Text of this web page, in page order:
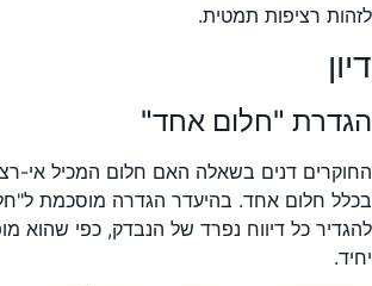
לזהות רציפות תמטית.
דיון
הגדרת "חלום אחד"
החוקרים דנים בשאלה האם חלום המכיל אי-
בכלל חלום אחד. בהיעדר הגדרה מוסכמת
להגדיר כל דיווח נפרד של הנבדק, כפי שהוא
יחיד.